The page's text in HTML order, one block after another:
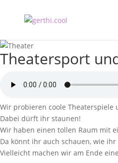
Theatersport
Wir probieren coole Theaterspiele
Dabei dürft ihr staunen!
Wir haben einen tollen Raum mit
Da könnt ihr auch schauen, wie
Vielleicht machen wir am Ende